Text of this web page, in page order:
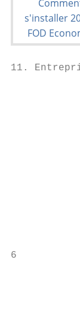
11.
6